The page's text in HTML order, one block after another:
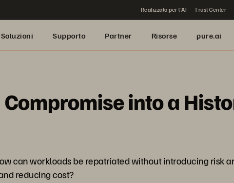
Realizzato per l'AI Trust Center
Soluzioni Supporto Partner Risorse pure.ai
into a
can workloads be repatriated without introducing risk
reducing cost?